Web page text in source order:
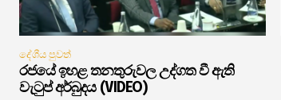
දේශීය පුවත්
රජයේ ඉහළ තනතුරුවල උද්ගත වී ඇති
වැටුප් අර්බුදය (VIDEO)